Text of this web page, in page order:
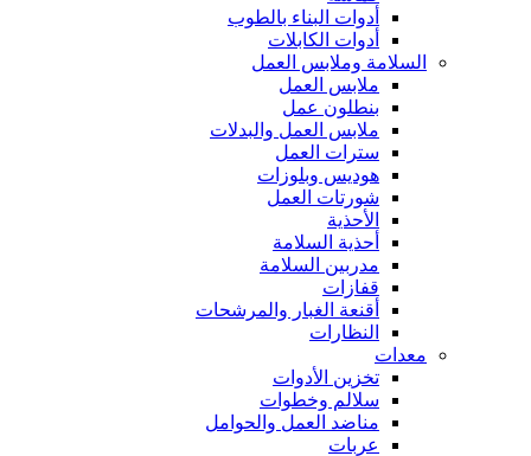
أدوات البناء بالطوب
أدوات الكابلات
السلامة وملابس العمل
ملابس العمل
بنطلون عمل
ملابس العمل والبدلات
سترات العمل
هوديس وبلوزات
شورتات العمل
الأحذية
أحذية السلامة
مدربين السلامة
قفازات
أقنعة الغبار والمرشحات
النظارات
معدات
تخزين الأدوات
سلالم وخطوات
مناضد العمل والحوامل
عربات